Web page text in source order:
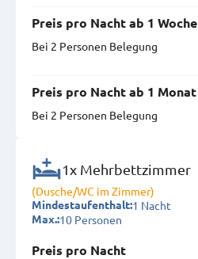
Preis pro Nacht ab 1 Woche
Bei 2 Personen Belegung
Preis pro Nacht ab 1 Monat
Bei 2 Personen Belegung
1x Mehrbettzimmer
(Dusche/WC im Zimmer)
Mindestaufenthalt:1 Nacht
Max.:10 Personen
Preis pro Nacht